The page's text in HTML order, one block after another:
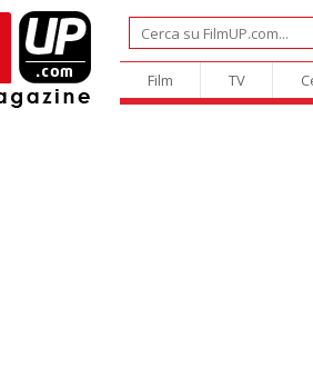
Film TV